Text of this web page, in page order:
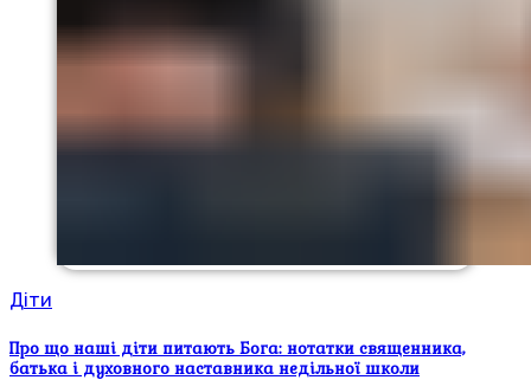
Діти
Про що наші діти питають Бога: нотатки священника,
батька і духовного наставника недільної школи